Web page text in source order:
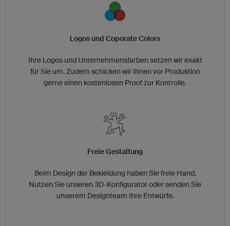
Logos und Coporate Colors
Ihre Logos und Unternehmensfarben setzen wir exakt
für Sie um. Zudem schicken wir Ihnen vor Produktion
gerne einen kostenlosen Proof zur Kontrolle.
Freie Gestaltung
Beim Design der Bekleidung haben Sie freie Hand.
Nutzen Sie unseren 3D-Konfigurator oder senden Sie
unserem Designteam Ihre Entwürfe.